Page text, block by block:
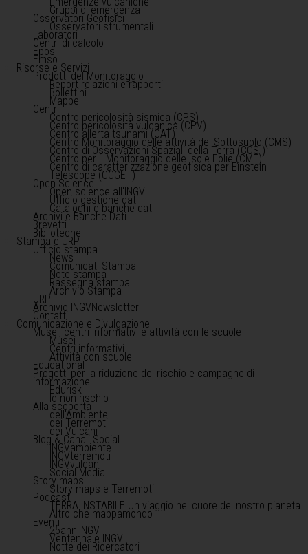
Gruppi di emergenza
Osservatori Geofisici
Osservatori strumentali
Laboratori
Centri di calcolo
Epos
Emso
Risorse e Servizi
Prodotti del Monitoraggio
Report relazioni e rapporti
Bollettini
Mappe
Centri
Centro pericolosità sismica (CPS)
Centro pericolosità vulcanica (CPV)
Centro allerta tsunami (CAT)
Centro Monitoraggio delle attività del Sottosuolo (CMS)
Centro di Osservazioni Spaziali della Terra (COS )
Centro per il Monitoraggio delle Isole Eolie (CME)
Centro di caratterizzazione geofisica per Einstein
Telescope (CCGET)
Open Science
Open science all'INGV
Ufficio gestione dati
Cataloghi e banche dati
Archivi e Banche Dati
Brevetti
Biblioteche
Stampa e URP
Ufficio stampa
News
Comunicati Stampa
Note stampa
Rassegna stampa
Archivio Stampa
URP
Archivio INGVNewsletter
Contatti
Comunicazione e Divulgazione
Musei, centri informativi e attività con le scuole
Musei
Centri informativi
Attività con scuole
Educational
Progetti per la riduzione del rischio e campagne di
informazione
Edurisk
Io non rischio
Alla scoperta
dell'Ambiente
dei Terremoti
dei Vulcani
Blog & Canali Social
INGVambiente
INGVterremoti
INGVvulcani
Social Media
Story maps
Story maps e Terremoti
Podcast
TERRA INSTABILE Un viaggio nel cuore del nostro pianeta
Altro che mappamondo
Eventi
25anniINGV
Ventennale INGV
Notte dei Ricercatori